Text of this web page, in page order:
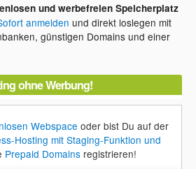
und werbefreien Speicherplatz
anmelden und direkt loslegen mit
günstigen Domains und einer
ohne Werbung!
Webspace oder bist Du auf der
Hosting mit Staging-Funktion und
Prepaid Domains registrieren!